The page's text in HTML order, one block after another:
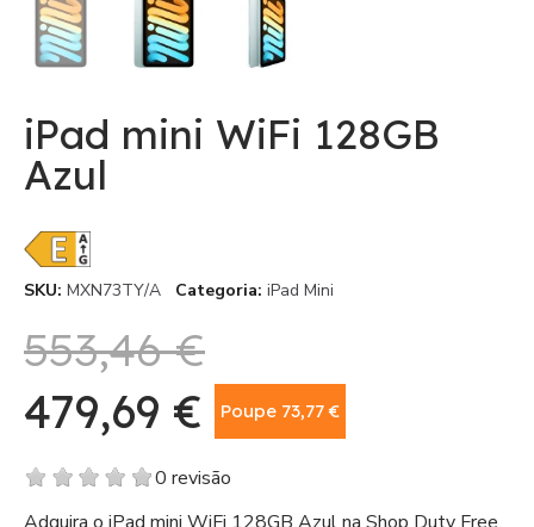
iPad mini WiFi 128GB
Azul
SKU MXN73TY/A Categoria iPad Mini
553,46 €
479,69 €
Poupe 73,77 €
0 revisão
Adquira o iPad mini WiFi 128GB Azul na Shop Duty Free,